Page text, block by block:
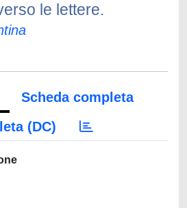
le lettere.
Scheda completa
(DC)